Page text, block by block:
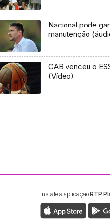
Nacional pode
manutenção
CAB venceu o
(Vídeo)
da RTP Madeira
da RTP
Instale a aplicaçãoRTP